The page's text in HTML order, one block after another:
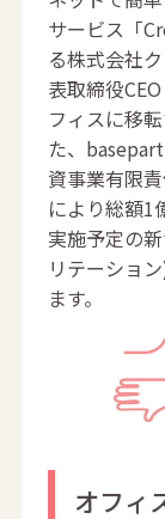
サービス「
る株式会社
表取締役
フィスに移
た、
資事業有限
により総額1
実施予定の
リテーショ
ます。
オフ